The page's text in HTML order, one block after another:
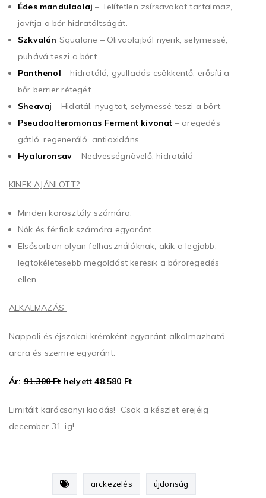
Édes mandulaolaj – Telítetlen zsírsavakat tartalmaz,
javítja a bőr hidratáltságát.
Szkvalán Squalane – Olivaolajból nyerik, selymessé,
puhává teszi a bőrt.
Panthenol – hidratáló, gyulladás csökkentő, erősíti a
bőr berrier rétegét.
Sheavaj – Hidatál, nyugtat, selymessé teszi a bőrt.
Pseudoalteromonas Ferment kivonat – öregedés
gátló, regeneráló, antioxidáns.
Hyaluronsav – Nedvességnövelő, hidratáló
KINEK AJÁNLOTT?
Minden korosztály számára.
Nők és férfiak számára egyaránt.
Elsősorban olyan felhasználóknak, akik a legjobb,
legtökéletesebb megoldást keresik a bőröregedés
ellen.
ALKALMAZÁS
Nappali és éjszakai krémként egyaránt alkalmazható,
arcra és szemre egyaránt.
Ár:91.300 Fthelyett 48.580 Ft
Limitált karácsonyi kiadás! Csak a készlet erejéig
december 31-ig!
arckezelés újdonság